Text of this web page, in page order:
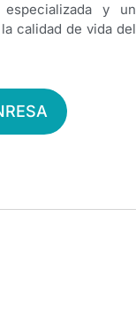
y un
calidad de vida del